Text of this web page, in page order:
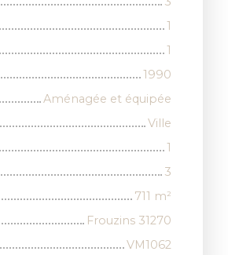
1
1
1990
Aménagée et équipée
Ville
1
3
711 m²
Frouzins 31270
VM1062